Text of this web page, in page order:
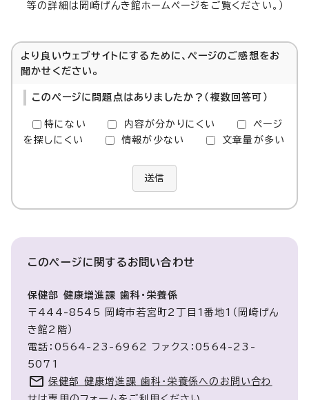
等の詳細は岡崎げんき館ホームページをご覧ください。）
より良いウェブサイトにするために、ページのご感想をお
聞かせください。
このページに問題点はありましたか？（複数回答可）
特にない 内容が分かりにくい
ページ
を探しにくい
情報が少ない 文章量が多い
送信
このページに関するお問い合わせ
保健部 健康増進課 歯科・栄養係
〒444-8545 岡崎市若宮町2丁目1番地1（岡崎げん
き館2階）
電話：0564-23-6962 ファクス：0564-23-
5071
保健部 健康増進課 歯科・栄養係へのお問い合わ